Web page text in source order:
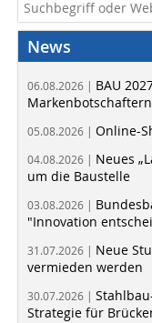
News
06.08.2026 | BAU
05.08.2026 | Online-
04.08.2026 | Neues
um die Baustelle
03.08.2026 |
"Innovation
31.07.2026 | Neue
vermieden werden
30.07.2026 |
Strategie für